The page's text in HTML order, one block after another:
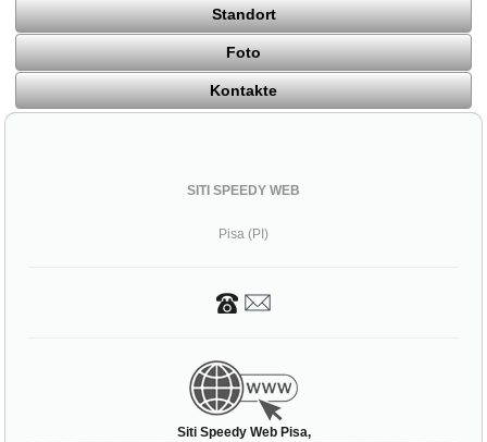
Standort
Foto
Kontakte
SITI SPEEDY WEB
Pisa (PI)
Siti Speedy Web Pisa,